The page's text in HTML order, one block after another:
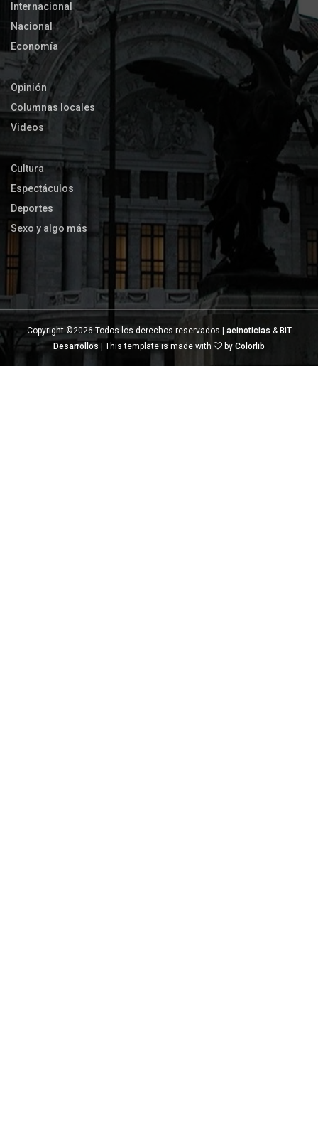
Internacional
Nacional
Economía
Opinión
Columnas locales
Videos
Cultura
Espectáculos
Deportes
Sexo y algo más
Copyright ©2026 Todos los derechos reservados | aeinoticias & BIT
Desarrollos | This template is made with by Colorlib